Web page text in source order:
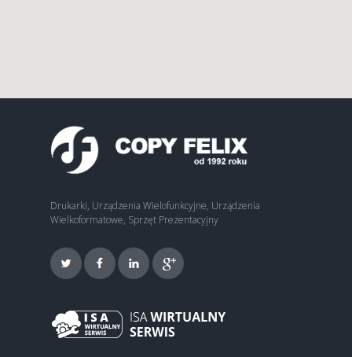
Drukarki, Urządzenia Wielofunkcyjne, Urządzenia
Wielkoformatowe, Sprzęt Prezentacyjny